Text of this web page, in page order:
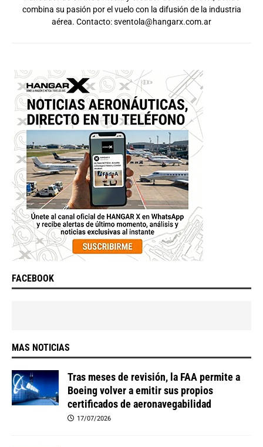
combina su pasión por el vuelo con la difusión de la industria
aérea. Contacto:sventola@hangarx.com.ar
FACEBOOK
MAS NOTICIAS
Tras meses de revisión, la FAA permite a
Boeing volver a emitir sus propios
certificados de aeronavegabilidad
17/07/2026